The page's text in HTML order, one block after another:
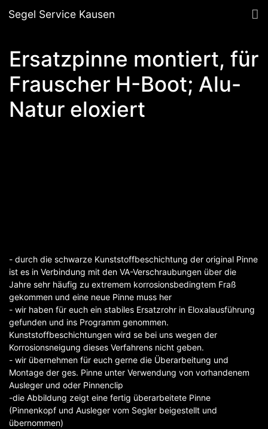
Segel Service Kausen
Ersatzpinne montiert, für
Frauscher H-Boot; Alu-
Natur eloxiert
- durch die schwarze Kunststoffbeschichtung der original Pinne
ist es in Verbindung mit den VA-Verschraubungen über die
Jahre sehr häufig zu extremem korrosionsbedingtem Fraß
gekommen und eine neue Pinne muss her
- wir haben für euch ein stabiles Ersatzrohr in Eloxalausführung
gefunden und ins Programm genommen.
Kunststoffbeschichtungen wird se bei uns wegen der
Korrosionsneigung dieses Verfahrens nicht geben.
- wir übernehmen für euch gerne die Überarbeitung und
Montage der ges. Pinne unter Verwendung von vorhandenem
Ausleger und oder Pinnenclip
-die Abbildung zeigt eine fertig überarbeitete Pinne
(Pinnenkopf und Ausleger vom Segler beigestellt und
übernommen)